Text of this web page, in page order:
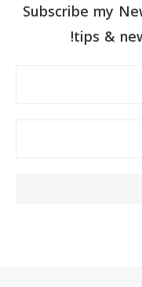
Subscribe my
tips &